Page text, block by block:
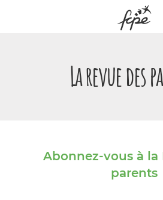
La revue des
Abonnez-vous à la
parents